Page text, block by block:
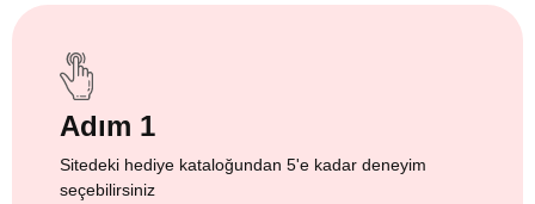
Adım 1
Sitedeki hediye kataloğundan 5'e kadar deneyim
seçebilirsiniz